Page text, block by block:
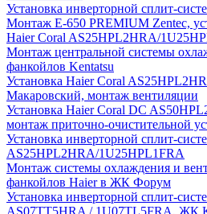
Установка инверторной сплит-
Монтаж E-650 PREMIUM Zentec,
Haier Coral AS25HPL2HRA/
Монтаж центральной системы
фанкойлов Kentatsu
Установка Haier Coral
Макаровский, монтаж вентиляции
Установка Haier Coral DC
монтаж приточно-очистительной
Установка инверторной сплит-
AS25HPL2HRA/1U25HPL1FRA
Монтаж системы охлаждения и
фанкойлов Haier в ЖК Форум
Установка инверторной сплит-
AS07TT5HRA / 1U07TL5FRA, ЖК